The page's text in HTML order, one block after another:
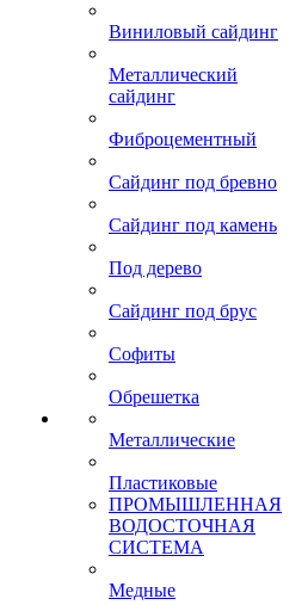
Виниловый сайдинг
Металлический
сайдинг
Фиброцементный
Сайдинг под бревно
Сайдинг под камень
Под дерево
Сайдинг под брус
Софиты
Обрешетка
Металлические
Пластиковые
ПРОМЫШЛЕННАЯ
ВОДОСТОЧНАЯ
СИСТЕМА
Медные